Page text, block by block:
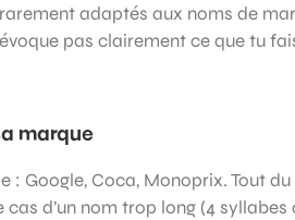
adaptés aux noms de
pas clairement ce que tu
marque
: Google, Coca, Monoprix. Tout
d’un nom trop long (4 syllabes